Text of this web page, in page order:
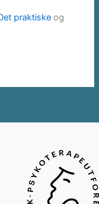
praktiske og